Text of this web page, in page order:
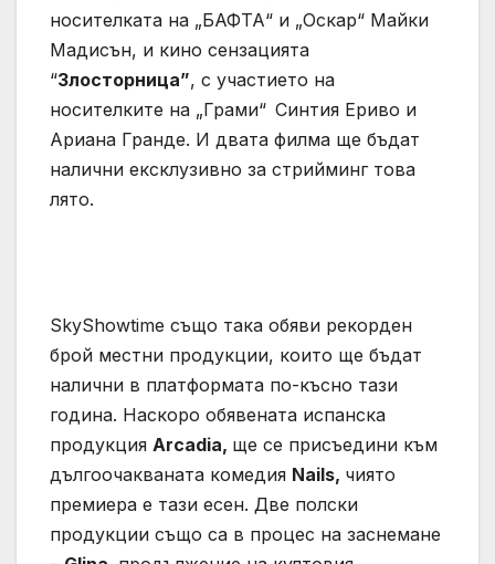
носителката на „БАФТА“ и „Оскар“ Майки
Мадисън, и кино сензацията
“Злосторница”, с участието на
носителките на „Грами“ Синтия Ериво и
Ариана Гранде. И двата филма ще бъдат
налични ексклузивно за стрийминг това
лято.
SkyShowtime също така обяви рекорден
брой местни продукции, които ще бъдат
налични в платформата по-късно тази
година. Наскоро обявената испанска
продукция Arcadia, ще се присъедини към
дългоочакваната комедия Nails, чиято
премиера е тази есен. Две полски
продукции също са в процес на заснемане